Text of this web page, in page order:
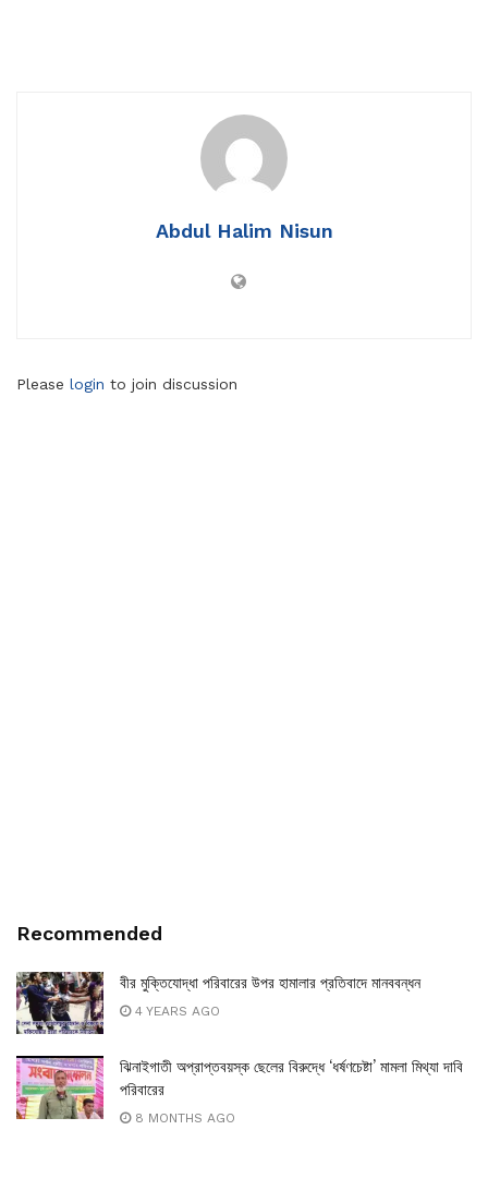
Abdul Halim Nisun
Please login to join discussion
Recommended
বীর মুক্তিযোদ্ধা পরিবারের উপর হামালার প্রতিবাদে মানববন্ধন
4 YEARS AGO
ঝিনাইগাতী অপ্রাপ্তবয়স্ক ছেলের বিরুদ্ধে ‘ধর্ষণচেষ্টা’ মামলা মিথ্যা দাবি
পরিবারের
8 MONTHS AGO